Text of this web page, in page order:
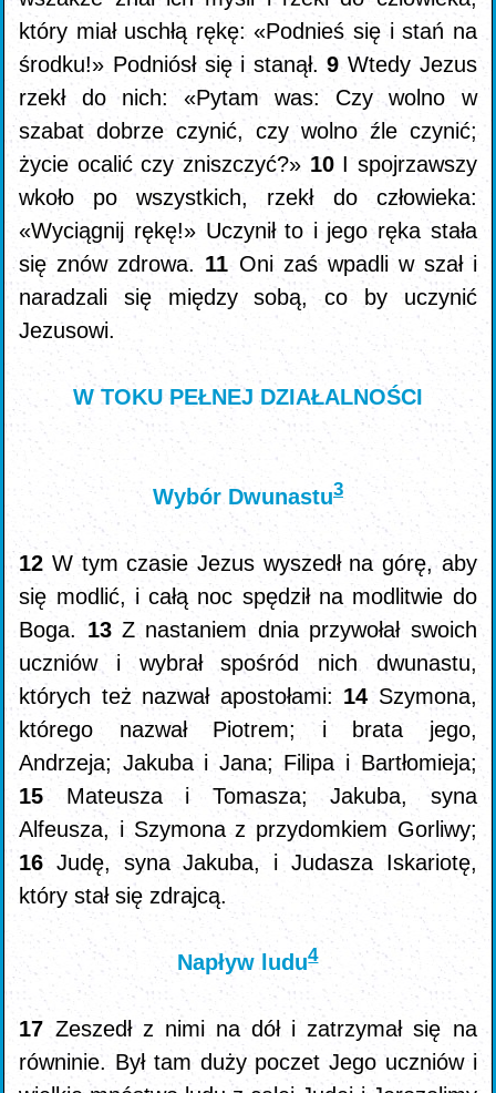
który miał uschłą rękę: «Podnieś się i stań na
środku!» Podniósł się i stanął.9 Wtedy Jezus
rzekł do nich: «Pytam was: Czy wolno w
szabat dobrze czynić, czy wolno źle czynić;
życie ocalić czy zniszczyć?» 10 I spojrzawszy
wkoło po wszystkich, rzekł do człowieka:
«Wyciągnij rękę!» Uczynił to i jego ręka stała
się znów zdrowa. 11 Oni zaś wpadli w szał i
naradzali się między sobą, co by uczynić
Jezusowi.
W TOKU PEŁNEJ DZIAŁALNOŚCI
Wybór Dwunastu3
12W tym czasie Jezus wyszedł na górę, aby
się modlić, i całą noc spędził na modlitwie do
Boga. 13Z nastaniem dnia przywołał swoich
uczniów i wybrał spośród nich dwunastu,
których też nazwał apostołami: 14 Szymona,
którego nazwał Piotrem; i brata jego,
Andrzeja; Jakuba i Jana; Filipa i Bartłomieja;
15 Mateusza i Tomasza; Jakuba, syna
Alfeusza, i Szymona z przydomkiem Gorliwy;
16Judę, syna Jakuba, i Judasza Iskariotę,
który stał się zdrajcą.
Napływ ludu4
17 Zeszedł z nimi na dół i zatrzymał się na
równinie. Był tam duży poczet Jego uczniów i